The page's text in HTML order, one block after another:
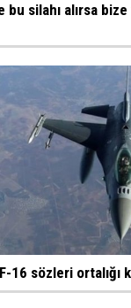
bu silahı alırsa
sözleri ortalığı